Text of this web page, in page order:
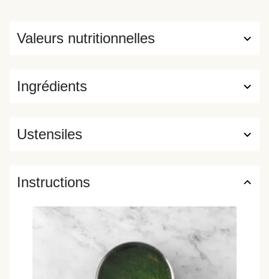
Ingrédients
Valeurs nutritionnelles
Ustensiles
Instructions